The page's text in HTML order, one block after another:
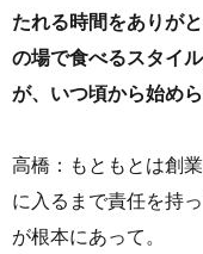
たれる時間をありが
の場で食べるスタイ
が、いつ頃から始め
高橋：もともとは創
に入るまで責任を持
が根本にあって。